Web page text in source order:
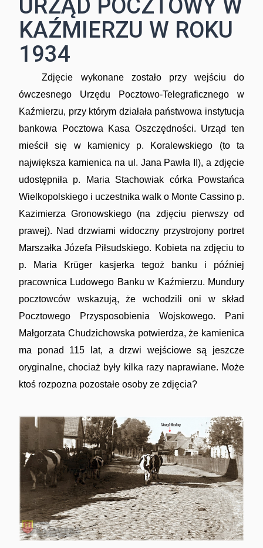
URZĄD POCZTOWY W
KAŹMIERZU W ROKU
1934
Zdjęcie wykonane zostało przy wejściu do
ówczesnego Urzędu Pocztowo-Telegraficznego w
Kaźmierzu, przy którym działała państwowa instytucja
bankowa Pocztowa Kasa Oszczędności. Urząd ten
mieścił się w kamienicy p. Koralewskiego (to ta
największa kamienica na ul. Jana Pawła II), a zdjęcie
udostępniła p. Maria Stachowiak córka Powstańca
Wielkopolskiego i uczestnika walk o Monte Cassino p.
Kazimierza Gronowskiego (na zdjęciu pierwszy od
prawej). Nad drzwiami widoczny przystrojony portret
Marszałka Józefa Piłsudskiego. Kobieta na zdjęciu to
p. Maria Krüger kasjerka tegoż banku i później
pracownica Ludowego Banku w Kaźmierzu. Mundury
pocztowców wskazują, że wchodzili oni w skład
Pocztowego Przysposobienia Wojskowego. Pani
Małgorzata Chudzichowska potwierdza, że kamienica
ma ponad 115 lat, a drzwi wejściowe są jeszcze
oryginalne, chociaż były kilka razy naprawiane. Może
ktoś rozpozna pozostałe osoby ze zdjęcia?